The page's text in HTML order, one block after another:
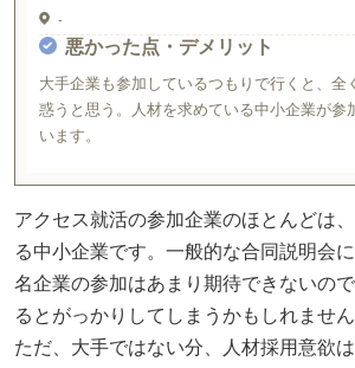
-
悪かった点・デメリット
大手企業も参加しているつもりで行くと、全
惑うと思う。人材を求めている中小企業が参
います。
アクセス就活の参加企業のほとんどは
る中小企業です。一般的な合同説明会
名企業の参加はあまり期待できないの
るとがっかりしてしまうかもしれません
ただ、大手ではない分、人材採用意欲